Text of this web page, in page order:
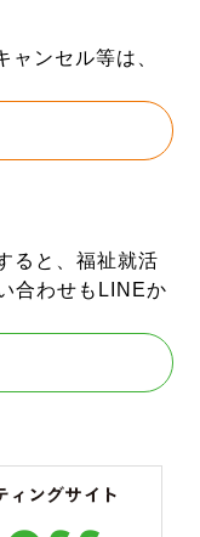
ャンセル等は、
ると、福祉就活
合わせもLINEか